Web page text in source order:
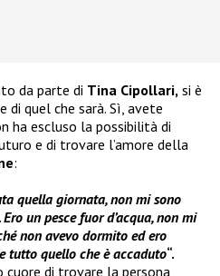
da parte di Tina Cipollari, si è
di quel che sarà. Sì, avete
ha escluso la possibilità di
e di trovare l’amore della
:
quella giornata, non mi sono
un pesce fuor d’acqua, non mi
non avevo dormito ed ero
tutto quello che è accaduto“.
di trovare la persona